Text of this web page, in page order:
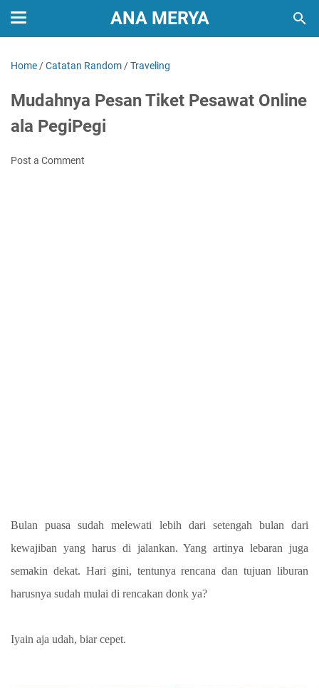
ANA MERYA
Home /Catatan Random /Traveling
Mudahnya Pesan Tiket Pesawat Online
ala PegiPegi
Post a Comment
Bulan puasa sudah melewati lebih dari setengah bulan dari
kewajiban yang harus di jalankan. Yang artinya lebaran juga
semakin dekat. Hari gini, tentunya rencana dan tujuan liburan
harusnya sudah mulai di rencakan donk ya?
Iyain aja udah, biar cepet.